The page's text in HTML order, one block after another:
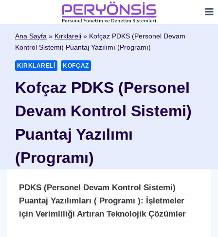
contentAna Sayfa» Kırklareli» Kofçaz PDKS (Personel Devam
Kontrol Sistemi) Puantaj Yazılımı (Programı)
KIRKLARELI KOFÇAZ
Kofçaz PDKS (Personel
Devam Kontrol Sistemi)
Puantaj Yazılımı
(Programı)
PDKS (Personel Devam Kontrol Sistemi)
Puantaj Yazılımları ( Programı ): İşletmeler
için Verimliliği Artıran Teknolojik Çözümler